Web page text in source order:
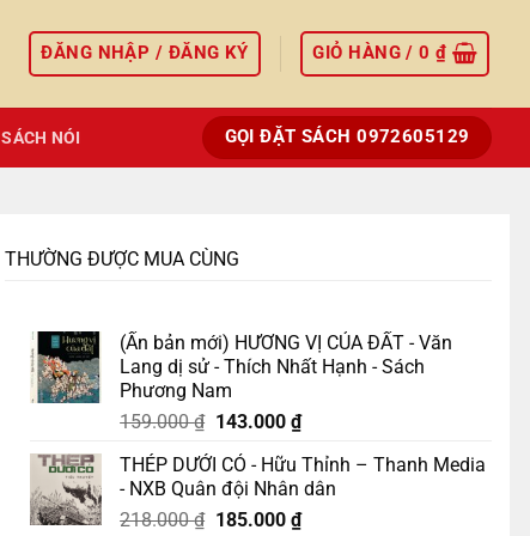
ĐĂNG NHẬP / ĐĂNG KÝ GIỎ HÀNG /0₫
SÁCH NÓI GỌI ĐẶT SÁCH 0972605129
THƯỜNG ĐƯỢC MUA CÙNG
(Ấn bản mới) HƯƠNG VỊ CỦA ĐẤT - Văn
Lang dị sử - Thích Nhất Hạnh - Sách
Phương Nam
159.000₫ Giá
là:
159.000 ₫.
143.000 ₫Giá
tại
là:
143.000 ₫.
THÉP DƯỚI CỎ - Hữu Thỉnh – Thanh Media
- NXB Quân đội Nhân dân
218.000₫ Giá
185.000 ₫Giá